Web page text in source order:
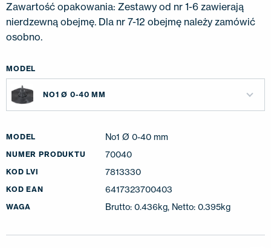
Zawartość opakowania: Zestawy od nr 1-6 zawierają
nierdzewną obejmę. Dla nr 7-12 obejmę należy zamówić
osobno.
MODEL
NO1 Ø 0-40 MM
MODEL No1 Ø 0-40 mm
NUMER PRODUKTU 70040
KOD LVI 7813330
KOD EAN 6417323700403
WAGA Brutto: 0.436kg, Netto: 0.395kg